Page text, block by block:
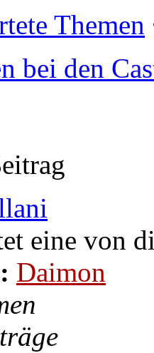
Themen
bei den
eine von
Daimon